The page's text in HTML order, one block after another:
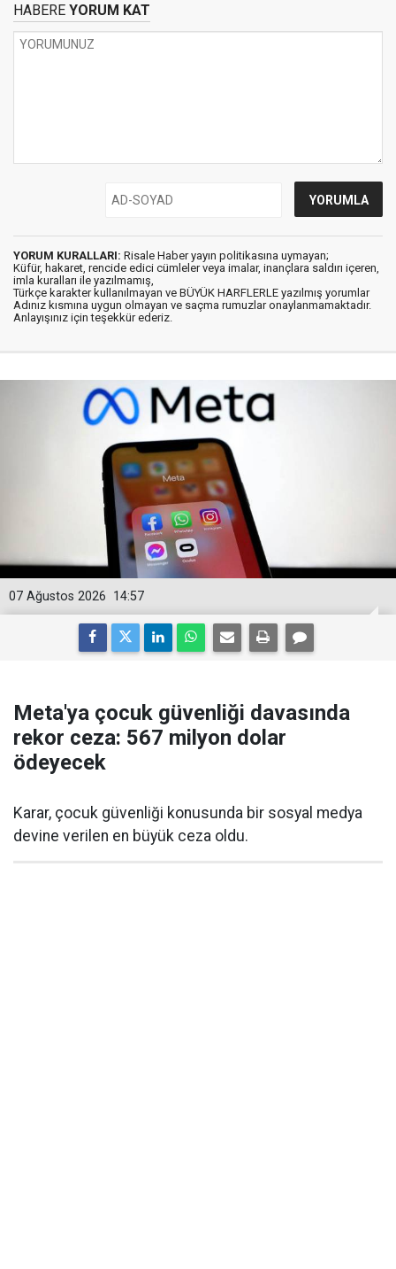
HABERE YORUM KAT
YORUM KURALLARI: Risale Haber yayın politikasına uymayan;
Küfür, hakaret, rencide edici cümleler veya imalar, inançlara saldırı içeren,
imla kuralları ile yazılmamış,
Türkçe karakter kullanılmayan ve BÜYÜK HARFLERLE yazılmış yorumlar
Adınız kısmına uygun olmayan ve saçma rumuzlar onaylanmamaktadır.
Anlayışınız için teşekkür ederiz.
14:57
07 Ağustos 2026
Meta'ya çocuk güvenliği davasında
rekor ceza: 567 milyon dolar
ödeyecek
Karar, çocuk güvenliği konusunda bir sosyal medya
devine verilen en büyük ceza oldu.